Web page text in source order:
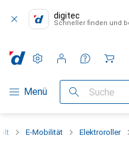
digitec
Schneller finden und
Navigation nach Kategorien
Menü Suche
Einstellungen
Kundenkonto
Vergleichslisten
Merklisten
Warenkorb
E-Mobilität Elektroroller